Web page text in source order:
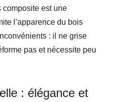
composite est une
l’apparence du bois
: il ne grise
pas et nécessite peu
: élégance et